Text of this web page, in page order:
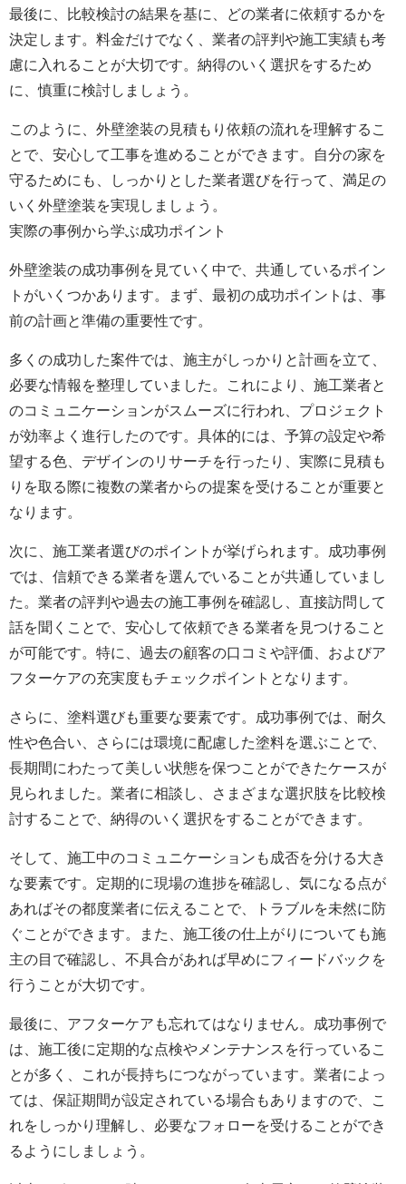
最後に、比較検討の結果を基に、どの業者に依頼するかを
決定します。料金だけでなく、業者の評判や施工実績も考
慮に入れることが大切です。納得のいく選択をするため
に、慎重に検討しましょう。
このように、外壁塗装の見積もり依頼の流れを理解するこ
とで、安心して工事を進めることができます。自分の家を
守るためにも、しっかりとした業者選びを行って、満足の
いく外壁塗装を実現しましょう。
実際の事例から学ぶ成功ポイント
外壁塗装の成功事例を見ていく中で、共通しているポイン
トがいくつかあります。まず、最初の成功ポイントは、事
前の計画と準備の重要性です。
多くの成功した案件では、施主がしっかりと計画を立て、
必要な情報を整理していました。これにより、施工業者と
のコミュニケーションがスムーズに行われ、プロジェクト
が効率よく進行したのです。具体的には、予算の設定や希
望する色、デザインのリサーチを行ったり、実際に見積も
りを取る際に複数の業者からの提案を受けることが重要と
なります。
次に、施工業者選びのポイントが挙げられます。成功事例
では、信頼できる業者を選んでいることが共通していまし
た。業者の評判や過去の施工事例を確認し、直接訪問して
話を聞くことで、安心して依頼できる業者を見つけること
が可能です。特に、過去の顧客の口コミや評価、およびア
フターケアの充実度もチェックポイントとなります。
さらに、塗料選びも重要な要素です。成功事例では、耐久
性や色合い、さらには環境に配慮した塗料を選ぶことで、
長期間にわたって美しい状態を保つことができたケースが
見られました。業者に相談し、さまざまな選択肢を比較検
討することで、納得のいく選択をすることができます。
そして、施工中のコミュニケーションも成否を分ける大き
な要素です。定期的に現場の進捗を確認し、気になる点が
あればその都度業者に伝えることで、トラブルを未然に防
ぐことができます。また、施工後の仕上がりについても施
主の目で確認し、不具合があれば早めにフィードバックを
行うことが大切です。
最後に、アフターケアも忘れてはなりません。成功事例で
は、施工後に定期的な点検やメンテナンスを行っているこ
とが多く、これが長持ちにつながっています。業者によっ
ては、保証期間が設定されている場合もありますので、こ
れをしっかり理解し、必要なフォローを受けることができ
るようにしましょう。